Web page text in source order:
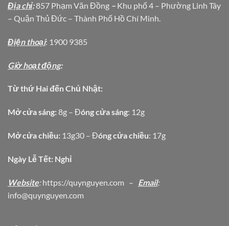
Địa chỉ:857 Phạm Văn Đồng – Khu phố 4 – Phường Linh Tây
– Quận Thủ Đức – Thành Phố Hồ Chí Minh.
Địện thoại: 1900 9385
Giờ hoạt động:
Từ thứ Hai đến Chủ Nhật:
Mở cửa sáng: 8g – Đóng cửa sáng: 12g
Mở cửa chiều: 13g30 – Đóng cửa chiều: 17g
Ngày Lễ Tết: Nghỉ
Website:https://quynguyen.com – Email:
info@quynguyen.com